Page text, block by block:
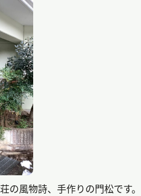
の風物詩、手作りの門松です